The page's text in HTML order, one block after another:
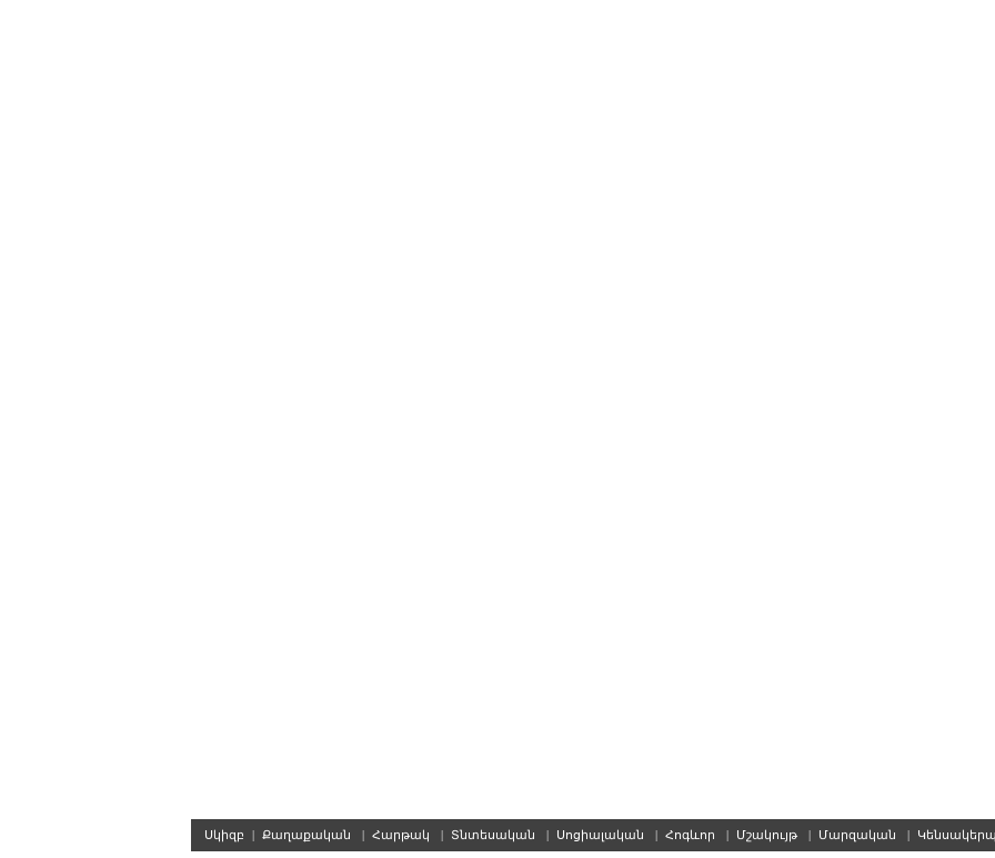
Սկիզբ | Քաղաքական | Հարթակ | Տնտեսական | Սոցիալական | Հոգևոր | Մշակույթ | Մարզական | Կենսակերպ